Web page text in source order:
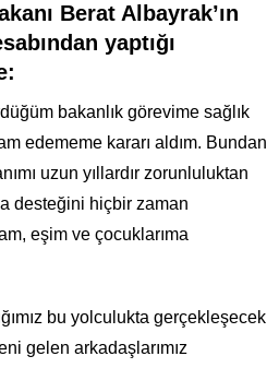
Berat Albayrak’ın
yaptığı
bakanlık görevime sağlık
edememe kararı aldım. Bundan
uzun yıllardır zorunluluktan
desteğini hiçbir zaman
eşim ve çocuklarıma
bu yolculukta gerçekleşecek
gelen arkadaşlarımız